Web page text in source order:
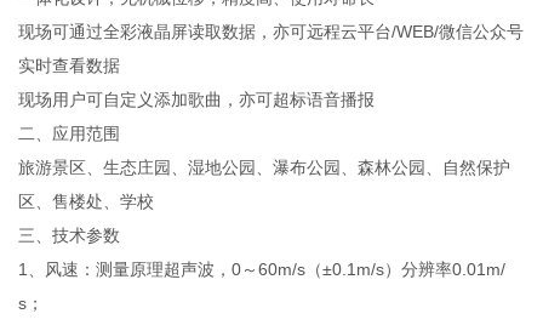
现场可通过全彩液晶屏读取数据，亦可远程云平台/WEB/微信公众号
实时查看数据
现场用户可自定义添加歌曲，亦可超标语音播报
二、应用范围
旅游景区、生态庄园、湿地公园、瀑布公园、森林公园、自然保护
区、售楼处、学校
三、技术参数
1、风速：测量原理超声波，0～60m/s（±0.1m/s）分辨率0.01m/
s；